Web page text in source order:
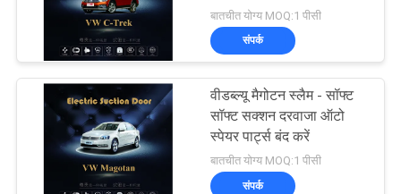
इलेक्ट्रिक टेलगेट
बातचीत योग्य MOQ:1 पीसी
संपर्क
वीडब्ल्यू मैगोटन स्लैम - सॉफ्ट
सॉफ्ट सक्शन दरवाजा ऑटो
स्पेयर पार्ट्स बंद करें
बातचीत योग्य MOQ:1 पीसी
संपर्क